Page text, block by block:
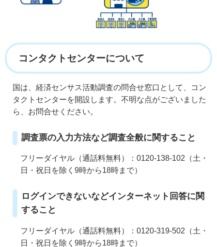
コンタクトセンターについて
国は、経済センサス活動調査の問合せ窓口として、コン
タクトセンターを開設します。不明な点がございました
ら、お問合せください。
調査票の入力方法など調査全般に関すること
フリーダイヤル（通話料無料）：0120-138-102（土・
日・祝日を除く9時から18時まで）
ログインできないなどインターネット回答に関
すること
フリーダイヤル（通話料無料）：0120-319-502（土・
日・祝日を除く9時から18時まで）